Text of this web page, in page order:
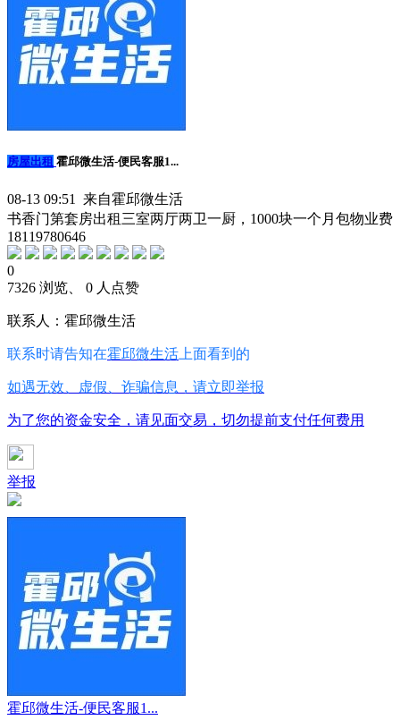
房屋出租 霍邱微生活-便民客服1...
08-13 09:51 来自霍邱微生活
书香门第套房出租三室两厅两卫一厨，1000块一个月包物业费
18119780646
0
7326 浏览、 0 人点赞
联系人：霍邱微生活
联系时请告知在霍邱微生活 上面看到的
如遇无效、虚假、诈骗信息，请立即举报
为了您的资金安全，请见面交易，切勿提前支付任何费用
举报
霍邱微生活-便民客服1...